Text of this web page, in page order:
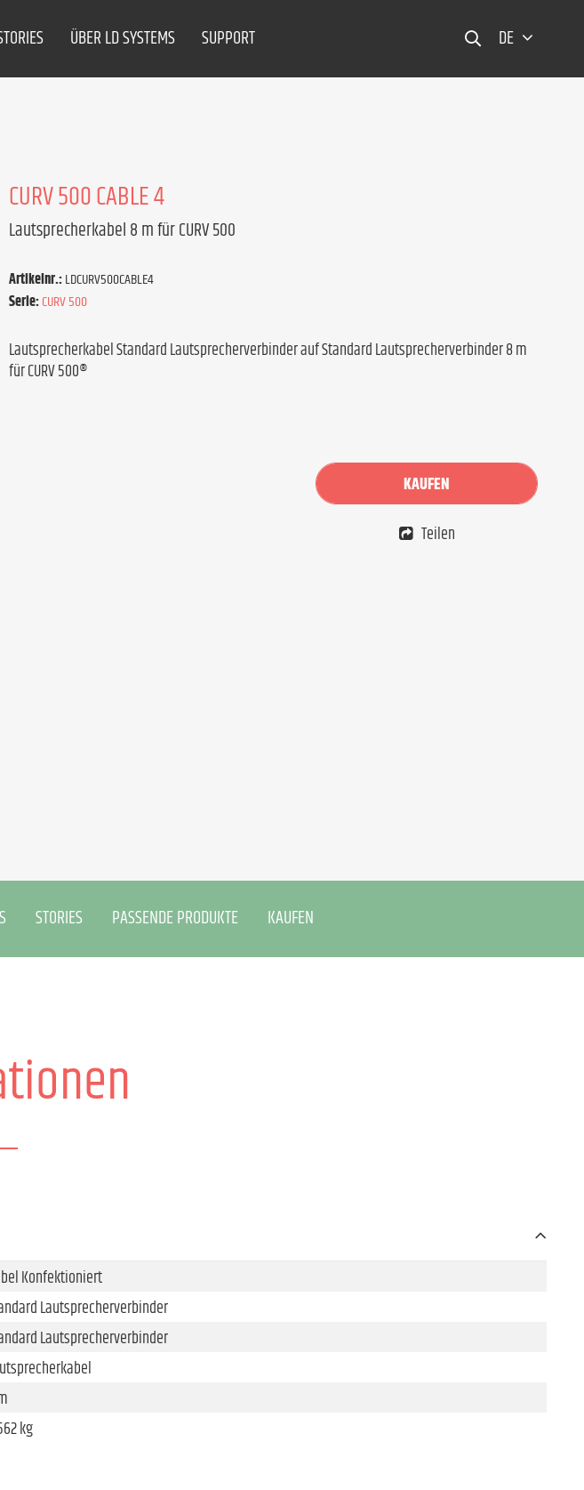
ÜBER LD SYSTEMS SUPPORT DE
CURV 500 CABLE 4
Lautsprecherkabel 8 m für CURV 500
Artikelnr.:LDCURV500CABLE4
Serie:CURV 500
Lautsprecherkabel Standard Lautsprecherverbinder auf Standard Lautsprecherverbinder 8 m
für CURV 500®
KAUFEN
Teilen
STORIES PASSENDE PRODUKTE KAUFEN
Konfektioniert
Lautsprecherverbinder
Lautsprecherverbinder
kg